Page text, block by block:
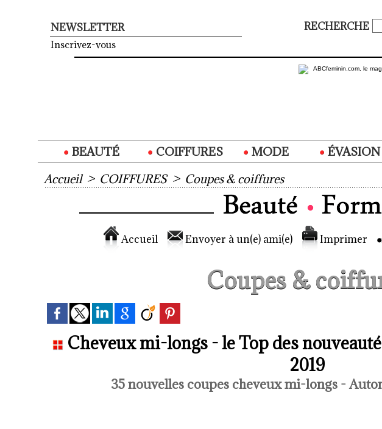
NEWSLETTER
Inscrivez-vous
RECHERCHE
BEAUTÉ COIFFURES MODE ÉVASION
Accueil > COIFFURES > Coupes & coiffures
Accueil Envoyer à un(e) ami(e) Imprimer
Coupes &
Cheveux mi-longs - le Top des
2019
35 nouvelles coupes cheveux mi-longs -